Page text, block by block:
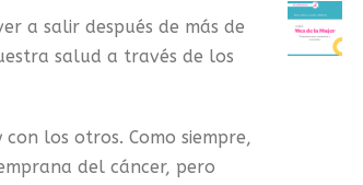
a salir después de más de
salud a través de los
los otros. Como siempre,
del cáncer, pero